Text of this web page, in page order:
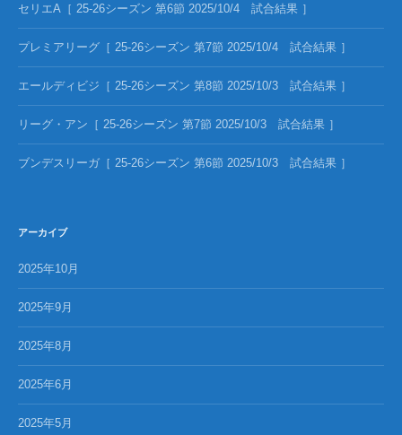
セリエA［ 25-26シーズン 第6節 2025/10/4 試合結果 ］
プレミアリーグ［ 25-26シーズン 第7節 2025/10/4 試合結果 ］
エールディビジ［ 25-26シーズン 第8節 2025/10/3 試合結果 ］
リーグ・アン［ 25-26シーズン 第7節 2025/10/3 試合結果 ］
ブンデスリーガ［ 25-26シーズン 第6節 2025/10/3 試合結果 ］
アーカイブ
2025年10月
2025年9月
2025年8月
2025年6月
2025年5月